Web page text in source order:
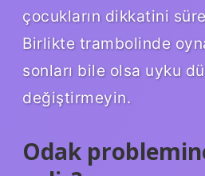
çocukların dikkatini
Birlikte trambolinde
sonları bile olsa uyku
değiştirmeyin.
Odak